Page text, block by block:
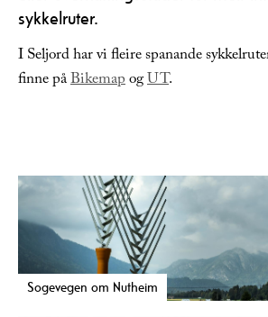
sykkelruter.
I Seljord har vi fleire spanande
finne påBikemapogUT.
Sogevegen om Nutheim